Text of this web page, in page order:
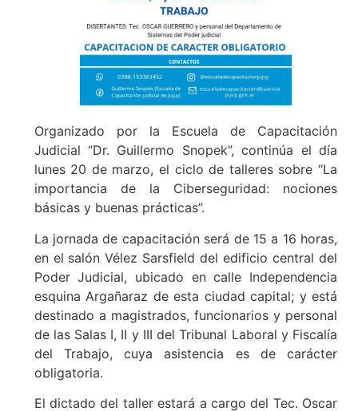
Organizado por la Escuela de Capacitación
Judicial “Dr. Guillermo Snopek”, continúa el día
lunes 20 de marzo, el ciclo de talleres sobre “La
importancia de la Ciberseguridad: nociones
básicas y buenas prácticas”.
La jornada de capacitación será de 15 a 16 horas,
en el salón Vélez Sarsfield del edificio central del
Poder Judicial, ubicado en calle Independencia
esquina Argañaraz de esta ciudad capital; y está
destinado a magistrados, funcionarios y personal
de las Salas I, II y III del Tribunal Laboral y Fiscalía
del Trabajo, cuya asistencia es de carácter
obligatoria.
El dictado del taller estará a cargo del Tec. Oscar